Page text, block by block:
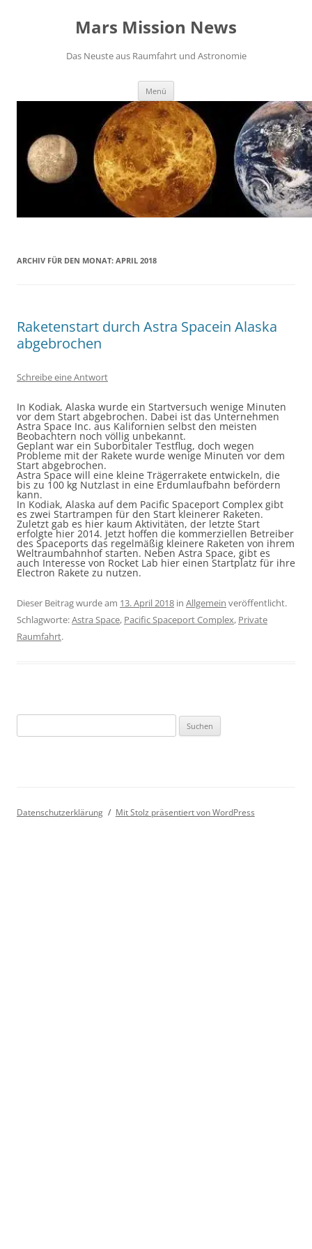
Mars Mission News
Das Neuste aus Raumfahrt und Astronomie
Menü
ARCHIV FÜR DEN MONAT: APRIL 2018
Raketenstart durch Astra Spacein Alaska
abgebrochen
Schreibe eine Antwort
In Kodiak, Alaska wurde ein Startversuch wenige Minuten
vor dem Start abgebrochen. Dabei ist das Unternehmen
Astra Space Inc. aus Kalifornien selbst den meisten
Beobachtern noch völlig unbekannt.
Geplant war ein Suborbitaler Testflug, doch wegen
Probleme mit der Rakete wurde wenige Minuten vor dem
Start abgebrochen.
Astra Space will eine kleine Trägerrakete entwickeln, die
bis zu 100 kg Nutzlast in eine Erdumlaufbahn befördern
kann.
In Kodiak, Alaska auf dem Pacific Spaceport Complex gibt
es zwei Startrampen für den Start kleinerer Raketen.
Zuletzt gab es hier kaum Aktivitäten, der letzte Start
erfolgte hier 2014. Jetzt hoffen die kommerziellen Betreiber
des Spaceports das regelmäßig kleinere Raketen von ihrem
Weltraumbahnhof starten. Neben Astra Space, gibt es
auch Interesse von Rocket Lab hier einen Startplatz für ihre
Electron Rakete zu nutzen.
Dieser Beitrag wurde am 13. April 2018 in Allgemein veröffentlicht.
Schlagworte:Astra Space, Pacific Spaceport Complex, Private
Raumfahrt.
nach:
Datenschutzerklärung Mit Stolz präsentiert von WordPress